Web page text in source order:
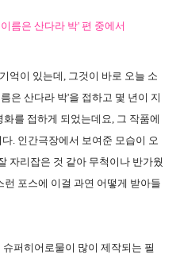
름은 산다라 박' 편 중에서
억이 있는데, 그것이 바로 오늘 소
은 산다라 박'을 접하고 몇 년이 지
를 접하게 되었는데요, 그 작품에
. 인간극장에서 보여준 모습이 오
자리잡은 것 같아 무척이나 반가웠
포스에 이걸 과연 어떻게 받아들
퍼히어로물이 많이 제작되는 필